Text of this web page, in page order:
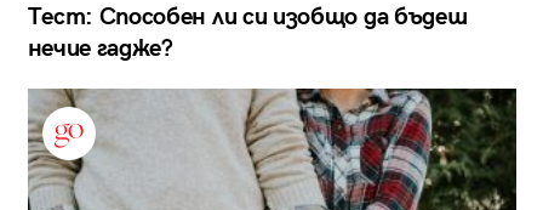
Тест: Способен ли си изобщо да бъдеш
нечие гадже?